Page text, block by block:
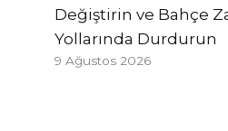
Değiştirin ve Bahçe
Yollarında Durdurun
9 Ağustos 2026